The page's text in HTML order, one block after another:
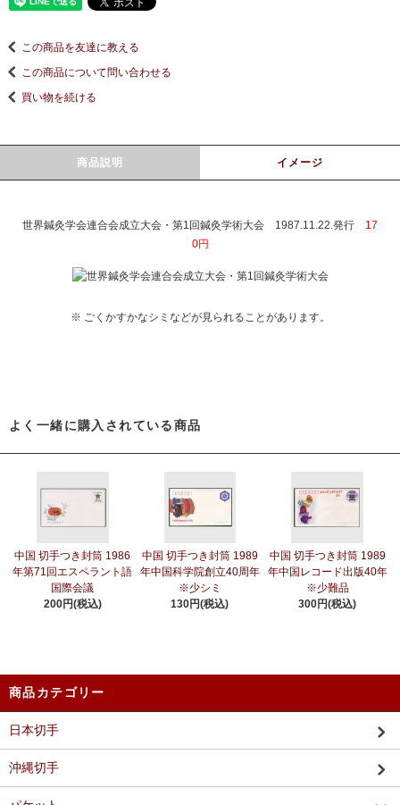
この商品を友達に教える
この商品について問い合わせる
買い物を続ける
商品説明 イメージ
世界鍼灸学会連合会成立大会・第1回鍼灸学術大会 1987.11.22.発行 17
0円
※ ごくかすかなシミなどが見られることがあります。
よく一緒に購入されている商品
中国 切手つき封筒 1986
年第71回エスペラント語
国際会議
200円(税込)
中国 切手つき封筒 1989
年中国科学院創立40周年
※少シミ
130円(税込)
中国 切手つき封筒 1989
年中国レコード出版40年
※少難品
300円(税込)
商品カテゴリー
日本切手
沖縄切手